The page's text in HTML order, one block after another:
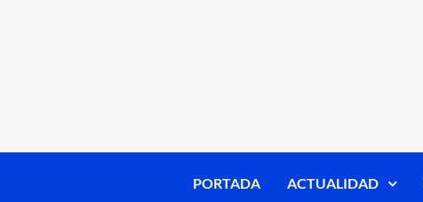
PORTADA ACTUALIDAD